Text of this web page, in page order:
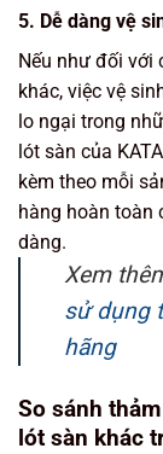
5. Dễ dàng vệ
Nếu như đối với
khác, việc vệ
lo ngại trong
lót sàn của
kèm theo mỗi
hàng hoàn toàn
dàng.
Xem
sử dụng
hãng
So sánh
lót sàn khác